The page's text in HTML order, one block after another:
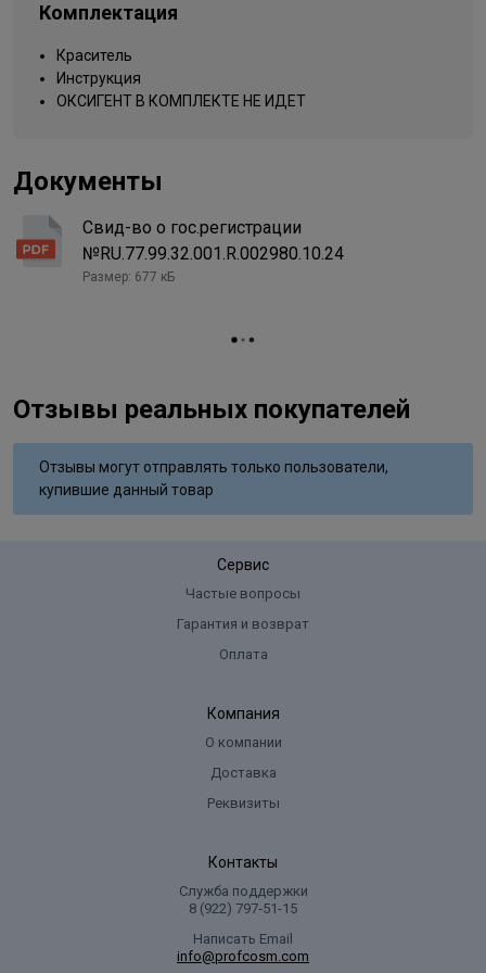
семян чиа, масло семян орбиньи масличной (бабассу), сульфит
эдта, гидролизованный эластин, дезамидированный коллаген,
парфюмированная вода
Типы волос
Упаковка товара
Название цвета
коричнево-
Комплектация
Краситель
Инструкция
ОКСИГЕНТ В КОМПЛЕКТЕ НЕ ИДЕТ
Документы
Свид-во о гос.регистрации
№RU.77.99.32.001.R.002980.10.24
Размер: 677 кБ
Отзывы реальных покупателей
Отзывы могут отправлять только пользователи,
купившие данный товар
Сервис
Частые вопросы
Гарантия и возврат
Оплата
Компания
О компании
Доставка
Реквизиты
Контакты
Служба поддержки
8 (922) 797‑51-15
Написать Email
info@profcosm.com